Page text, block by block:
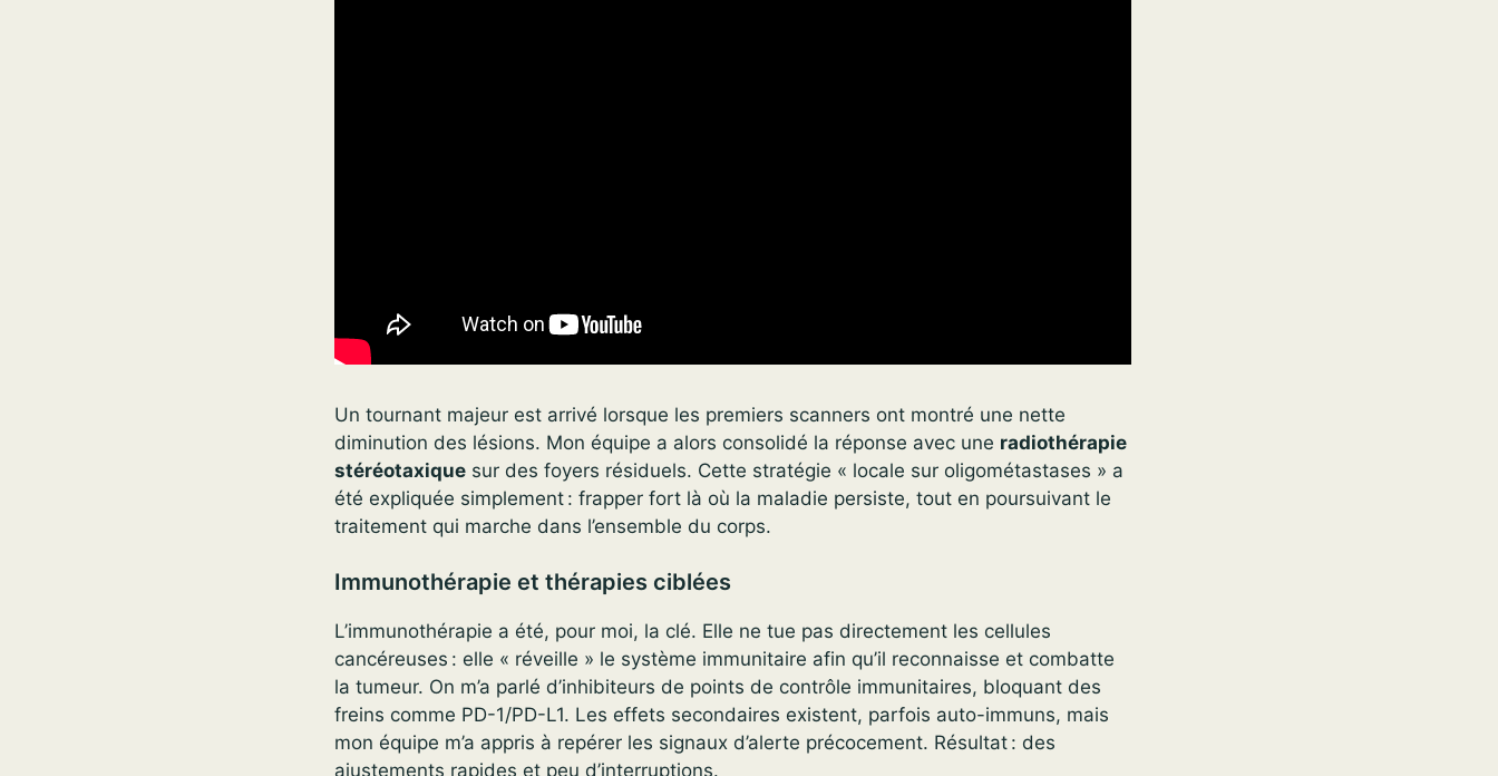
Un tournant majeur est arrivé lorsque les premiers scanners ont montré une nette
diminution des lésions. Mon équipe a alors consolidé la réponse avec une radiothérapie
stéréotaxique sur des foyers résiduels. Cette stratégie « locale sur oligométastases » a
été expliquée simplement : frapper fort là où la maladie persiste, tout en poursuivant le
traitement qui marche dans l’ensemble du corps.
Immunothérapie et thérapies ciblées
L’immunothérapie a été, pour moi, la clé. Elle ne tue pas directement les cellules
cancéreuses : elle « réveille » le système immunitaire afin qu’il reconnaisse et combatte
la tumeur. On m’a parlé d’inhibiteurs de points de contrôle immunitaires, bloquant des
freins comme PD-1/PD-L1. Les effets secondaires existent, parfois auto-immuns, mais
mon équipe m’a appris à repérer les signaux d’alerte précocement. Résultat : des
ajustements rapides et peu d’interruptions.